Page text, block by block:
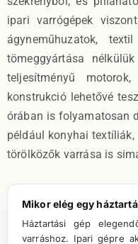
ipari varrógépek
ágyneműhuzatok,
tömeggyártása
teljesítményű
konstrukció lehetővé
órában is folyamatosan
például konyhai
törölközők varrása is
Mikor elég egy
Háztartási gép
varráshoz. Ipari gépre